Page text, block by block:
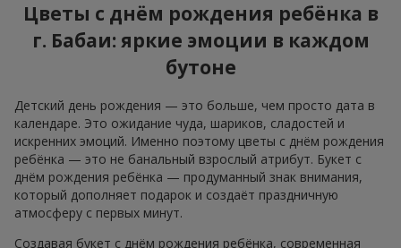
Цветы с днём рождения ребёнка в
г. Бабаи: яркие эмоции в каждом
бутоне
Детский день рождения — это больше, чем просто дата в
календаре. Это ожидание чуда, шариков, сладостей и
искренних эмоций. Именно поэтому цветы с днём рождения
ребёнка — это не банальный взрослый атрибут. Букет с
днём рождения ребёнка — продуманный знак внимания,
который дополняет подарок и создаёт праздничную
атмосферу с первых минут.
Создавая букет с днём рождения ребёнка, современная